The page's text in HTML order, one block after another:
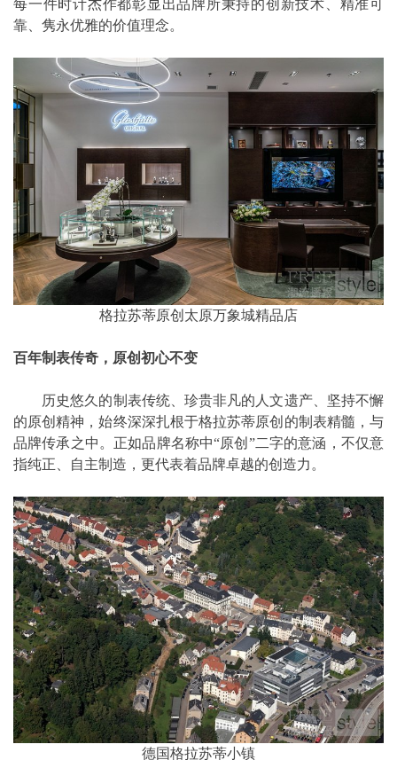
每一件时计杰作都彰显出品牌所秉持的创新技术、精准可
靠、隽永优雅的价值理念。
格拉苏蒂原创太原万象城精品店
百年制表传奇，原创初心不变
历史悠久的制表传统、珍贵非凡的人文遗产、坚持不懈
的原创精神，始终深深扎根于格拉苏蒂原创的制表精髓，与
品牌传承之中。正如品牌名称中“原创”二字的意涵，不仅意
指纯正、自主制造，更代表着品牌卓越的创造力。
德国格拉苏蒂小镇